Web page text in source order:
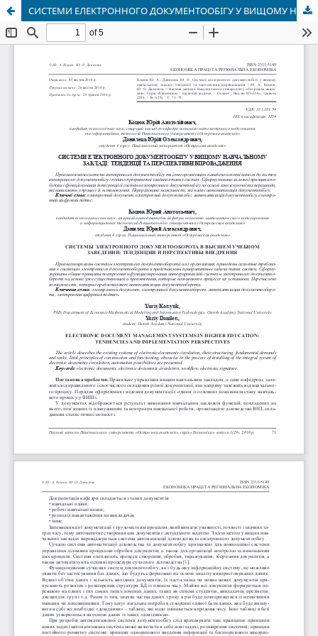
СИСТЕМИ ЕЛЕКТРОННОГО ДОКУМЕНТООБІГУ У ВИЩОМУ НАВЧАЛЬНОМУ ЗАКЛАДІ: ТЕНДЕНЦІЇ ТА ПЕРСПЕКТИВИ ВПРОВАДЖЕННЯ